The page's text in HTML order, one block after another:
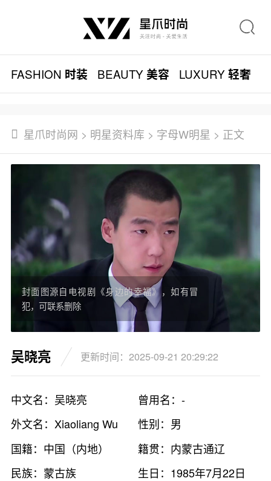
FASHION 时装 BEAUTY美容 LUXURY轻奢
星爪时尚网 > 明星资料库 > 字母W明星 > 正文
封面图源自电视剧《身边的幸福》，如有冒
犯，可联系删除
吴晓亮 更新时间：2025-09-21 20:29:22
中文名：吴晓亮
曾用名：-
外文名：Xiaoliang Wu
性别：男
国籍：中国（内地）
籍贯：内蒙古通辽
民族：蒙古族
生日：1985年7月22日